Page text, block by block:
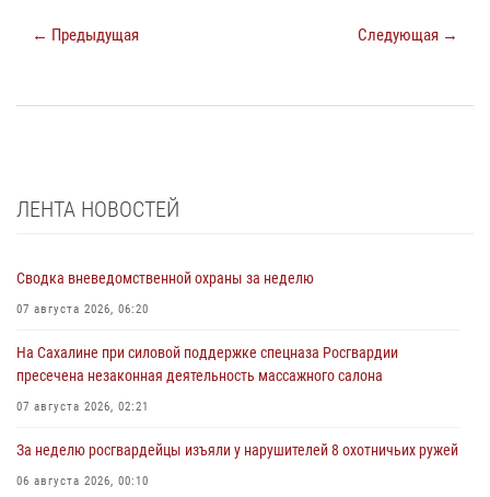
← Предыдущая Следующая →
ЛЕНТА НОВОСТЕЙ
Сводка вневедомственной охраны за неделю
07 августа 2026, 06:20
На Сахалине при силовой поддержке спецназа Росгвардии
пресечена незаконная деятельность массажного салона
07 августа 2026, 02:21
За неделю росгвардейцы изъяли у нарушителей 8 охотничьих ружей
06 августа 2026, 00:10